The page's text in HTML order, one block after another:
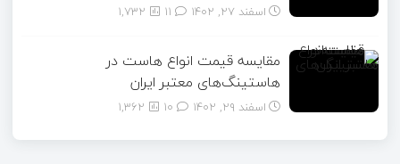
اسفند ۲۷, ۱۴۰۲ 1,732
مقایسه قیمت انواع هاست در
هاستینگ‌های معتبر ایران
اسفند ۲۹, ۱۴۰۲ 1,362